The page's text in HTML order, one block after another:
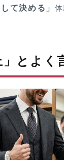
て決める」
」とよく